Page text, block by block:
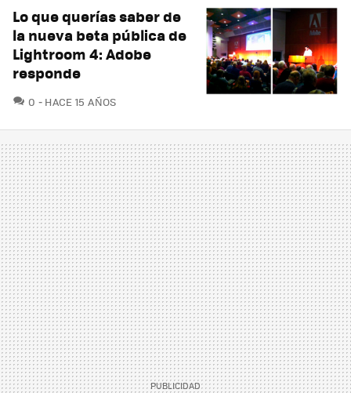
Lo que querías saber de
la nueva beta pública de
Lightroom 4: Adobe
responde
0 COMENTARIOS
HACE 15 AÑOS